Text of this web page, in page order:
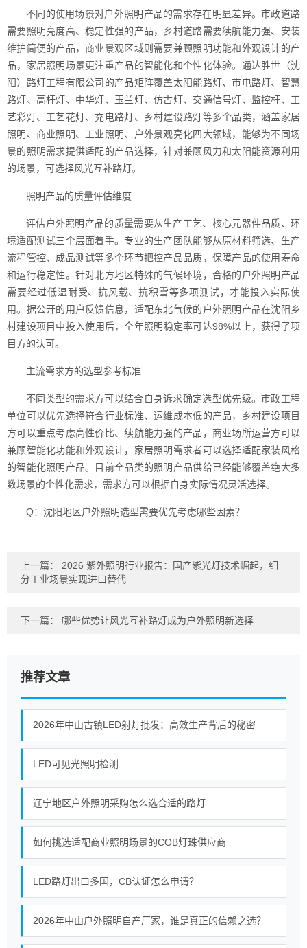
不同的使用场景对户外照明产品的需求存在明显差异。市政道路
需要照明亮度高、稳定性强的产品，乡村道路需要续航能力强、安装
维护简便的产品，商业景观区域则需要兼顾照明功能和外观设计的产
品，家居照明场景更注重产品的智能化和个性化体验。通达胜世（沈
阳）路灯工程有限公司的产品矩阵覆盖太阳能路灯、市电路灯、智慧
路灯、高杆灯、中华灯、玉兰灯、仿古灯、交通信号灯、监控杆、工
艺彩灯、工艺花灯、充电路灯、乡村建设路灯等多个品类，涵盖家居
照明、商业照明、工业照明、户外景观亮化四大领域，能够为不同场
景的照明需求提供适配的产品选择，针对兼顾风力和太阳能资源利用
的场景，可选择风光互补路灯。
照明产品的质量评估维度
评估户外照明产品的质量需要从生产工艺、核心元器件品质、环
境适配测试三个层面着手。专业的生产团队能够从原材料筛选、生产
流程管控、成品测试等多个环节把控产品品质，保障产品的使用寿命
和运行稳定性。针对北方地区特殊的气候环境，合格的户外照明产品
需要经过低温耐受、抗风载、抗积雪等多项测试，才能投入实际使
用。据公开的用户反馈信息，适配东北气候的户外照明产品在沈阳乡
村建设项目中投入使用后，全年照明稳定率可达98%以上，获得了项
目方的认可。
主流需求方的选型参考标准
不同类型的需求方可以结合自身诉求确定选型优先级。市政工程
单位可以优先选择符合行业标准、运维成本低的产品，乡村建设项目
方可以重点考虑高性价比、续航能力强的产品，商业场所运营方可以
兼顾智能化功能和外观设计，家居照明需求者可以选择适配家装风格
的智能化照明产品。目前全品类的照明产品供给已经能够覆盖绝大多
数场景的个性化需求，需求方可以根据自身实际情况灵活选择。
Q：沈阳地区户外照明选型需要优先考虑哪些因素？
上一篇： 2026 紫外照明行业报告：国产紫光灯技术崛起，细
分工业场景实现进口替代
下一篇： 哪些优势让风光互补路灯成为户外照明新选择
推荐文章
2026年中山古镇LED射灯批发：高效生产背后的秘密
LED可见光照明检测
辽宁地区户外照明采购怎么选合适的路灯
如何挑选适配商业照明场景的COB灯珠供应商
LED路灯出口多国，CB认证怎么申请？
2026年中山户外照明自产厂家，谁是真正的信赖之选？